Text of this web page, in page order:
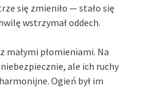
się zmieniło — stało się
wstrzymał oddech.
małymi płomieniami. Na
ale ich ruchy
Ogień był im